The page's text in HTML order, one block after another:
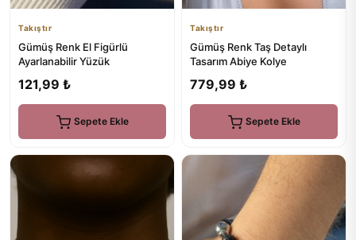
Takıştır
Gümüş Renk El Figürlü
Ayarlanabilir Yüzük
121,99 ₺
Sepete Ekle
Takıştır
Gümüş Renk Taş Detaylı
Tasarım Abiye Kolye
779,99 ₺
Sepete Ekle